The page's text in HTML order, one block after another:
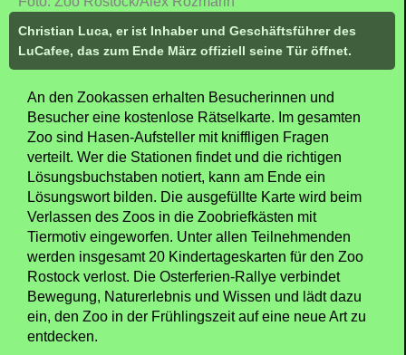
Christian Luca, er ist Inhaber und Geschäftsführer des
LuCafee, das zum Ende März offiziell seine Tür öffnet.
An den Zookassen erhalten Besucherinnen und
Besucher eine kostenlose Rätselkarte. Im gesamten
Zoo sind Hasen-Aufsteller mit kniffligen Fragen
verteilt. Wer die Stationen findet und die richtigen
Lösungsbuchstaben notiert, kann am Ende ein
Lösungswort bilden. Die ausgefüllte Karte wird beim
Verlassen des Zoos in die Zoobriefkästen mit
Tiermotiv eingeworfen. Unter allen Teilnehmenden
werden insgesamt 20 Kindertageskarten für den Zoo
Rostock verlost. Die Osterferien-Rallye verbindet
Bewegung, Naturerlebnis und Wissen und lädt dazu
ein, den Zoo in der Frühlingszeit auf eine neue Art zu
entdecken.